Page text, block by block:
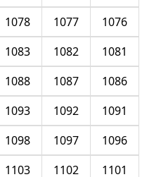
1076
1077
1078
1081
1082
1083
1086
1087
1088
1091
1092
1093
1096
1097
1098
1101
1102
1103